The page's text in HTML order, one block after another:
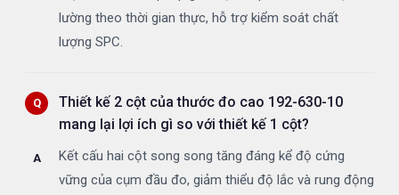
lường theo thời gian thực, hỗ trợ kiểm soát chất
lượng SPC.
Thiết kế 2 cột của thước đo cao 192-630-10
mang lại lợi ích gì so với thiết kế 1 cột?
Kết cấu hai cột song song tăng đáng kể độ cứng
vững của cụm đầu đo, giảm thiểu độ lắc và rung động